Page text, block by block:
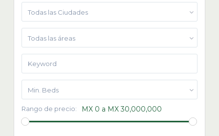
Todas las Ciudades
Todas las áreas
Min. Beds
Rango de precio: MX 0 a MX 30,000,000